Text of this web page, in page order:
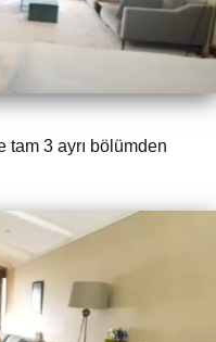
tam 3 ayrı bölümden